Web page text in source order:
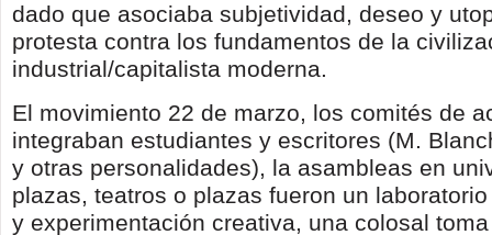
dado que asociaba subjetividad, deseo y
protesta contra los fundamentos de la
industrial/capitalista moderna.
El movimiento 22 de marzo, los comités de
integraban estudiantes y escritores (M.
y otras personalidades), la asambleas en
plazas, teatros o plazas fueron un
y experimentación creativa, una colosal